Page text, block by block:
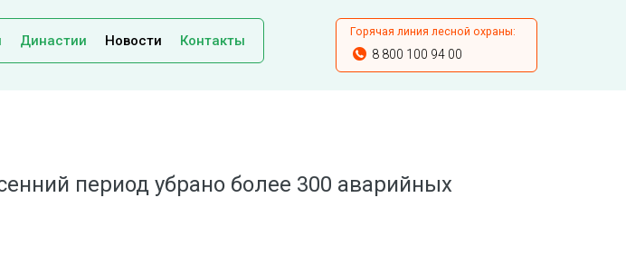
Династии Новости Контакты
Горячая линия лесной охраны:
8 800 100 94 00
период убрано более 300 аварийных